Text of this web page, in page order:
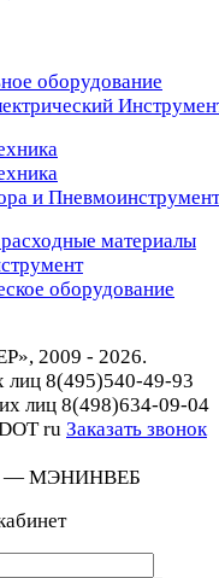
оборудование
и
материалы
оборудование
2009 - 2026.
лиц 8(495)540-49-93
лиц 8(498)634-09-04
ru Заказать звонок
— МЭНИНВЕБ